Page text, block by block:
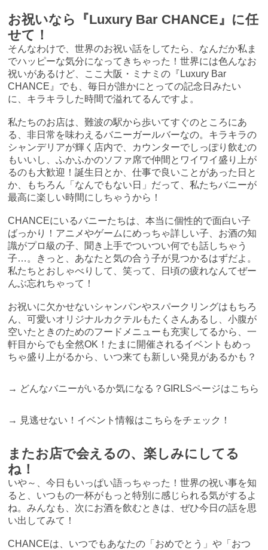
お祝いなら『Luxury Bar CHANCE』に任
せて！
そんなわけで、世界のお祝い話をしてたら、なんだか私ま
でハッピーな気分になってきちゃった！世界には色んなお
祝いがあるけど、ここ大阪・ミナミの『Luxury Bar
CHANCE』でも、毎日が誰かにとっての記念日みたい
に、キラキラした時間で溢れてるんですよ。
私たちのお店は、難波の駅から歩いてすぐのところにあ
る、非日常を味わえるバニーガールバーなの。キラキラの
シャンデリアが輝く店内で、カウンターでしっぽり飲むの
もいいし、ふかふかのソファ席で仲間とワイワイ盛り上が
るのも大歓迎！誕生日とか、仕事で良いことがあった日と
か、もちろん「なんでもない日」だって、私たちバニーが
最高に楽しい時間にしちゃうから！
CHANCEにいるバニーたちは、本当に個性的で面白い子
ばっかり！アニメやゲームにめっちゃ詳しい子、お酒の知
識がプロ級の子、聞き上手でついつい何でも話しちゃう
子…。きっと、あなたと気の合う子が見つかるはずだよ。
私たちとおしゃべりして、笑って、日頃の疲れなんてぜー
んぶ忘れちゃって！
お祝いに欠かせないシャンパンやスパークリングはもちろ
ん、可愛いオリジナルカクテルもたくさんあるし、小腹が
空いたときのためのフードメニューも充実してるから、一
軒目からでも全然OK！たまに開催されるイベントもめっ
ちゃ盛り上がるから、いつ来ても新しい発見があるかも？
→ どんなバニーがいるか気になる？GIRLSページはこちら
→ 見逃せない！イベント情報はこちらをチェック！
またお店で会えるの、楽しみにしてる
ね！
いや～、今日もいっぱい語っちゃった！世界の祝い事を知
ると、いつもの一杯がもっと特別に感じられる気がするよ
ね。みんなも、次にお酒を飲むときは、ぜひ今日の話を思
い出してみて！
CHANCEは、いつでもあなたの「おめでとう」や「おつ